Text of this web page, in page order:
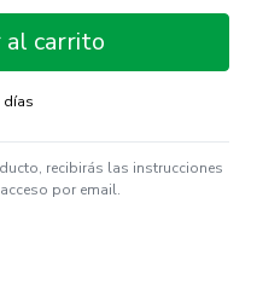
al carrito
días
recibirás las instrucciones
por email.